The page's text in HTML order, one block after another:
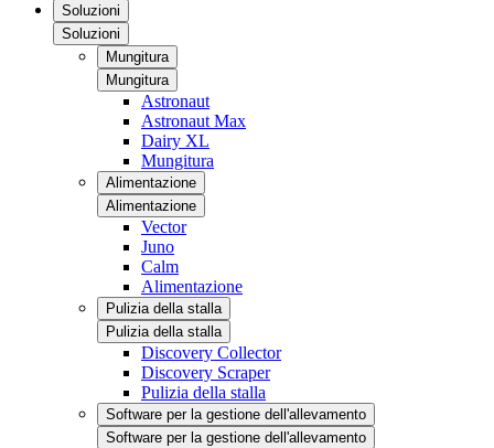
Soluzioni
Soluzioni
Mungitura
Mungitura
Astronaut
Astronaut Max
Dairy XL
Mungitura
Alimentazione
Alimentazione
Vector
Juno
Calm
Alimentazione
Pulizia della stalla
Pulizia della stalla
Discovery Collector
Discovery Scraper
Pulizia della stalla
Software per la gestione dell'allevamento
Software per la gestione dell'allevamento